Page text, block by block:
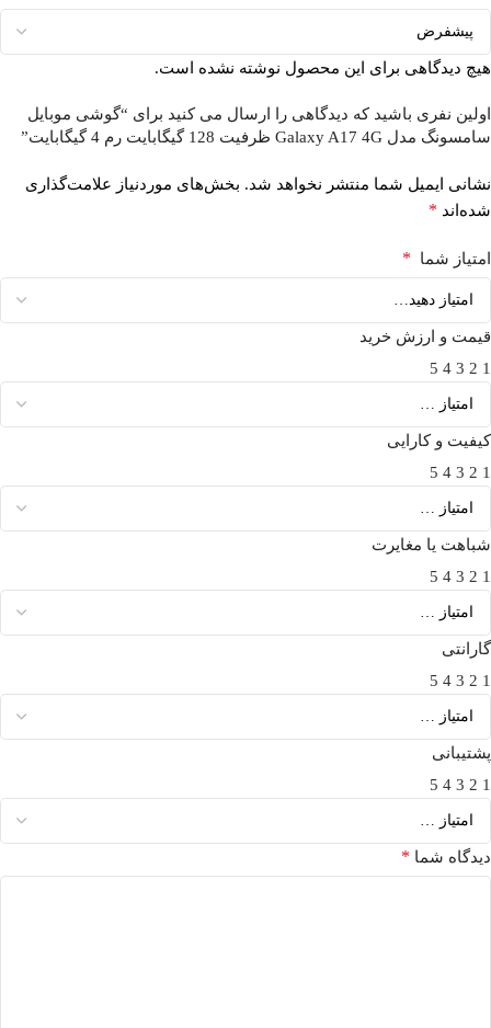
هیچ دیدگاهی برای این محصول نوشته نشده است.
اولین نفری باشید که دیدگاهی را ارسال می کنید برای “گوشی موبایل
سامسونگ مدل Galaxy A17 4G ظرفیت 128 گیگابایت رم 4 گیگابایت”
نشانی ایمیل شما منتشر نخواهد شد. بخش‌های موردنیاز علامت‌گذاری
شده‌اند *
امتیاز شما *
قیمت و ارزش خرید
1
2
3
4
5
کیفیت و کارایی
1
2
3
4
5
شباهت یا مغایرت
1
2
3
4
5
گارانتی
1
2
3
4
5
پشتیبانی
1
2
3
4
5
دیدگاه شما *